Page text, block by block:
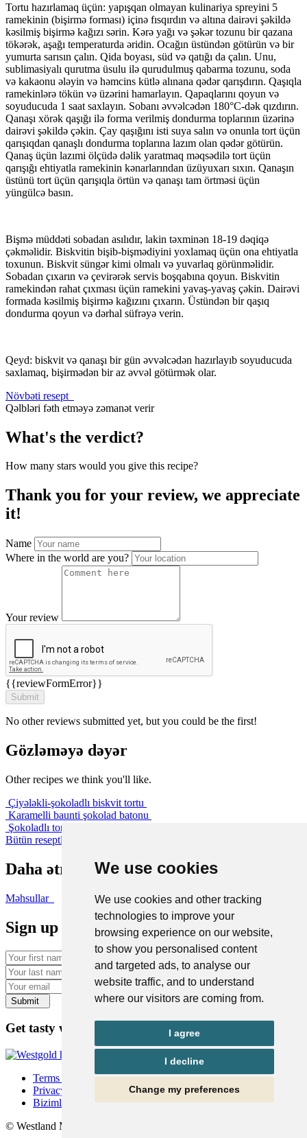
We use cookies
We use cookies and other tracking
technologies to improve your
browsing experience on our website,
to show you personalised content
and targeted ads, to analyse our
website traffic, and to understand
where our visitors are coming from.
I agree
I decline
Change my preferences
Tortu hazırlamaq üçün: yapışqan olmayan kulinariya spreyini 5
ramekinin (bişirmə forması) içinə fısqırdın və altına dairəvi şəkildə
kəsilmiş bişirmə kağızı sərin. Kərə yağı və şəkər tozunu bir qazana
tökərək, aşağı temperaturda əridin. Ocağın üstündən götürün və bir
yumurta sarısın çalın. Qida boyası, süd və qatığı da çalın. Unu,
sublimasiyalı qurutma üsulu ilə qurudulmuş qabarma tozunu, soda
və kakaonu ələyin və həmcins kütlə alınana qədər qarışdırın. Qaşıqla
ramekinlərə tökün və üzərini hamarlayın. Qapaqlarını qoyun və
soyuducuda 1 saat saxlayın. Sobanı əvvəlcədən 180°C-dək qızdırın.
Qanaşı xörək qaşığı ilə forma verilmiş dondurma toplarının üzərinə
dairəvi şəkildə çəkin. Çay qaşığını isti suya salın və onunla tort üçün
qarışıqdan qanaşlı dondurma toplarına lazım olan qədər götürün.
Qanaş üçün lazımi ölçüdə dəlik yaratmaq məqsədilə tort üçün
qarışığı ehtiyatla ramekinin kənarlarından üzüyuxarı sıxın. Qanaşın
üstünü tort üçün qarışıqla örtün və qanaşı tam örtməsi üçün
yüngülcə basın.
Bişmə müddəti sobadan asılıdır, lakin təxminən 18-19 dəqiqə
çəkməlidir. Biskvitin bişib-bişmədiyini yoxlamaq üçün ona ehtiyatla
toxunun. Biskvit süngər kimi olmalı və yuvarlaq görünməlidir.
Sobadan çıxarın və çevirərək servis boşqabına qoyun. Biskvitin
ramekindən rahat çıxması üçün ramekini yavaş-yavaş çəkin. Dairəvi
formada kəsilmiş bişirmə kağızını çıxarın. Üstündən bir qaşıq
dondurma qoyun və dərhal süfrəyə verin.
Qeyd: biskvit və qanaşı bir gün əvvəlcədən hazırlayıb soyuducuda
saxlamaq, bişirmədən bir az əvvəl götürmək olar.
Növbəti resept
Qəlbləri fəth etməyə zəmanət verir
What's the verdict?
How many stars would you give this recipe?
Thank you for your review, we appreciate
it!
Name
Where in the world are you?
Your review
{{reviewFormError}}
No other reviews submitted yet, but you could be the first!
Gözləməyə dəyər
Other recipes we think you'll like.
Çiyələkli-şokoladlı biskvit tortu
Karamelli baunti şokolad batonu
Şokoladlı tort-muss
Bütün reseptlərə bax
Daha ətraflı məlumat istəyirəm
Məhsullar
Sign up for a taste of the West Coast
First name
Last name
Email
Submit
Get tasty with us on social
Terms & Conditions
Privacy Policy
Bizimlə əlaqə | Westgold AZ
© Westland Milk Products 2025